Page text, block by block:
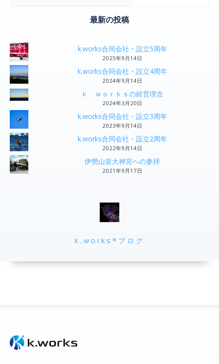
最新の投稿
k.works合同会社・設立5周年
2025年9月14日
k.works合同会社・設立4周年
2024年9月14日
ｋ．ｗｏｒｋｓの経営理念
2024年3月20日
k.works合同会社・設立3周年
2023年9月14日
k.works合同会社・設立2周年
2022年9月14日
伊勢山皇大神宮への参拝
2021年9月17日
k.works®ブログ